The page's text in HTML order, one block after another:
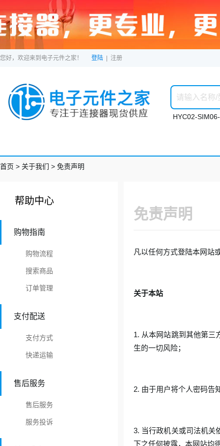
您好，欢迎来到电子元件之家！ 登陆 注册
HYC02-
首页 > 关于我们 > 免责声明
帮助中心
购物指南
购物流程
搜索商品
订单管理
支付配送
支付方式
快递运输
售后服务
售后服务
服务投诉
免责声明
凡以任何方式登陆本网站
关于本站
1. 从本网站跳到其他第三
生的一切风险；
2. 由于用户将个人密码告
3. 当行政机关或司法机关
下之任何披露，本网站均